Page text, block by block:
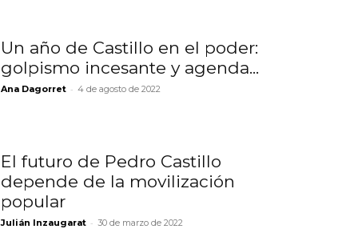
Un año de Castillo en el poder:
golpismo incesante y agenda...
Ana Dagorret - 4 de agosto de 2022
El futuro de Pedro Castillo
depende de la movilización
popular
Julián Inzaugarat - 30 de marzo de 2022